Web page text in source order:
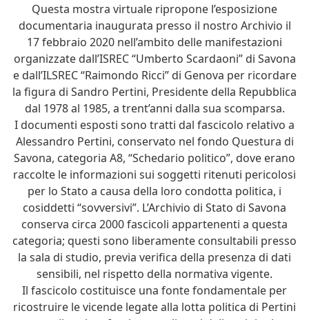
Questa mostra virtuale ripropone l’esposizione
documentaria inaugurata presso il nostro Archivio il
17 febbraio 2020 nell’ambito delle manifestazioni
organizzate dall’ISREC “Umberto Scardaoni” di Savona
e dall’ILSREC “Raimondo Ricci” di Genova per ricordare
la figura di Sandro Pertini, Presidente della Repubblica
dal 1978 al 1985, a trent’anni dalla sua scomparsa.
I documenti esposti sono tratti dal fascicolo relativo a
Alessandro Pertini, conservato nel fondo Questura di
Savona, categoria A8, “Schedario politico”, dove erano
raccolte le informazioni sui soggetti ritenuti pericolosi
per lo Stato a causa della loro condotta politica, i
cosiddetti “sovversivi”. L’Archivio di Stato di Savona
conserva circa 2000 fascicoli appartenenti a questa
categoria; questi sono liberamente consultabili presso
la sala di studio, previa verifica della presenza di dati
sensibili, nel rispetto della normativa vigente.
Il fascicolo costituisce una fonte fondamentale per
ricostruire le vicende legate alla lotta politica di Pertini